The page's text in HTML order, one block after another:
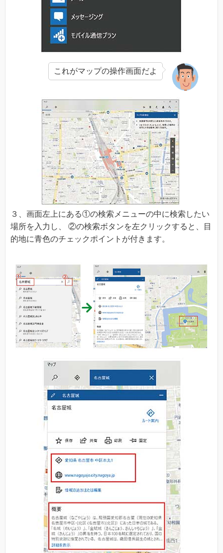
これがマップの操作画面だよ
３、画面左上にある①の検索メニューの中に検索したい
場所を入力し、 ②の検索ボタンを左クリックすると、目
的地に青色のチェックポイントが付きます。